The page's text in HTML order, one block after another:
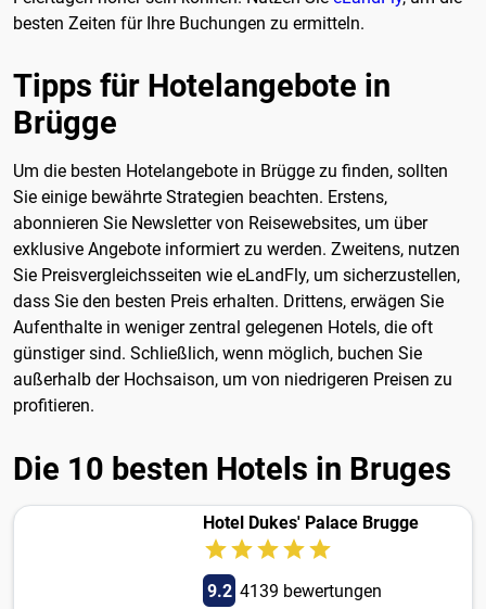
besten Zeiten für Ihre Buchungen zu ermitteln.
Tipps für Hotelangebote in
Brügge
Um die besten Hotelangebote in Brügge zu finden, sollten
Sie einige bewährte Strategien beachten. Erstens,
abonnieren Sie Newsletter von Reisewebsites, um über
exklusive Angebote informiert zu werden. Zweitens, nutzen
Sie Preisvergleichsseiten wie eLandFly, um sicherzustellen,
dass Sie den besten Preis erhalten. Drittens, erwägen Sie
Aufenthalte in weniger zentral gelegenen Hotels, die oft
günstiger sind. Schließlich, wenn möglich, buchen Sie
außerhalb der Hochsaison, um von niedrigeren Preisen zu
profitieren.
Die 10 besten Hotels in Bruges
Hotel Dukes' Palace Brugge
9.2 4139 bewertungen